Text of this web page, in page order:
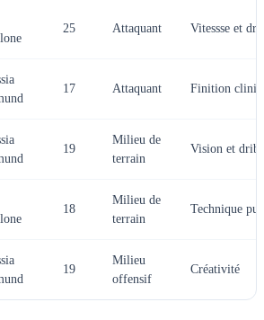
25 Attaquant Vitessse et
17 Attaquant Finition
19
Milieu de
terrain
Vision et
18
Milieu de
terrain
Technique
19
Milieu
offensif
Créativité